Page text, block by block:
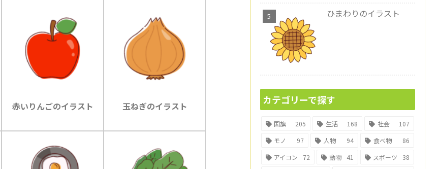
赤いりんごのイラスト 玉ねぎのイラスト
ひまわりのイラスト
カテゴリーで探す
国旗 205 生活 168 社会
107
モノ
97 人物 94 食べ物
86
アイコン
72 動物 41 スポーツ
38